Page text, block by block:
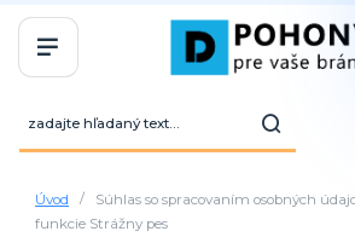
Úvod
Súhlas so spracovaním osobných
funkcie Strážny pes